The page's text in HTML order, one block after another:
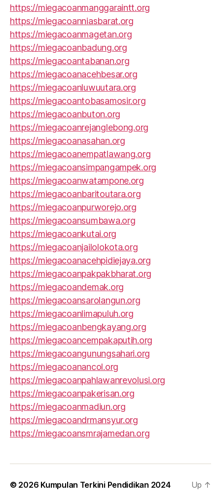
https://miegacoanmanggaraintt.org
https://miegacoanniasbarat.org
https://miegacoanmagetan.org
https://miegacoanbadung.org
https://miegacoantabanan.org
https://miegacoanacehbesar.org
https://miegacoanluwuutara.org
https://miegacoantobasamosir.org
https://miegacoanbuton.org
https://miegacoanrejanglebong.org
https://miegacoanasahan.org
https://miegacoanempatlawang.org
https://miegacoansimpangampek.org
https://miegacoanwatampone.org
https://miegacoanbaritoutara.org
https://miegacoanpurworejo.org
https://miegacoansumbawa.org
https://miegacoankutai.org
https://miegacoanjailolokota.org
https://miegacoanacehpidiejaya.org
https://miegacoanpakpakbharat.org
https://miegacoandemak.org
https://miegacoansarolangun.org
https://miegacoanlimapuluh.org
https://miegacoanbengkayang.org
https://miegacoancempakaputih.org
https://miegacoangunungsahari.org
https://miegacoanancol.org
https://miegacoanpahlawanrevolusi.org
https://miegacoanpakerisan.org
https://miegacoanmadiun.org
https://miegacoandrmansyur.org
https://miegacoansmrajamedan.org
© 2026 Kumpulan Terkini Pendidikan 2024 Up ↑